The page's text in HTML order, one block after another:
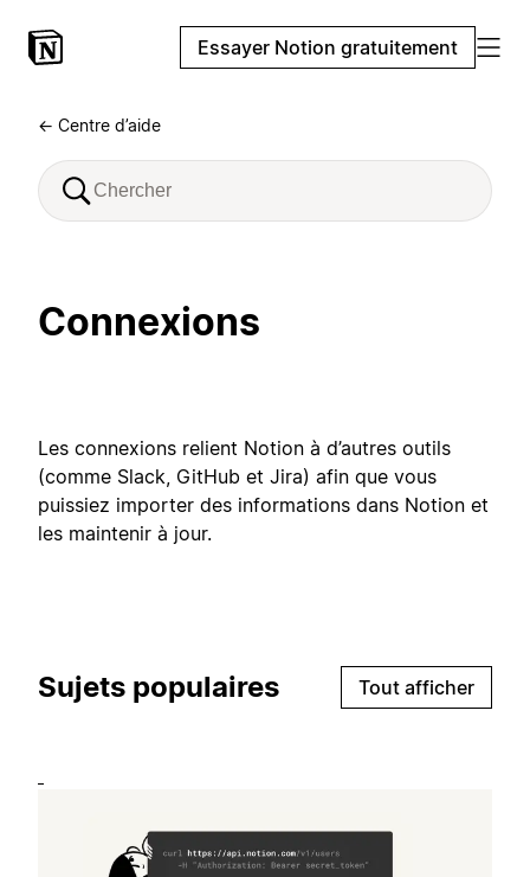
Essayer Notion gratuitement
← Centre d’aide
Connexions
Les connexions relient Notion à d’autres outils
(comme Slack, GitHub et Jira) afin que vous
puissiez importer des informations dans Notion et
les maintenir à jour.
Sujets populaires Tout afficher